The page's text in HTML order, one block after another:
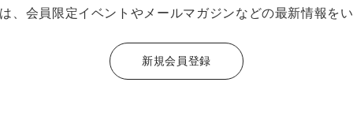
、会員限定イベントやメールマガジンなどの最新情報を
新規会員登録